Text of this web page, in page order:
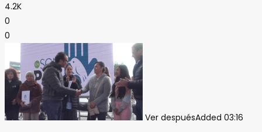
4.2K
0
0
Ver despuésAdded 03:16